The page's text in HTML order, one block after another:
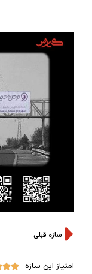
سازه قبلی
امتیاز این سازه 
